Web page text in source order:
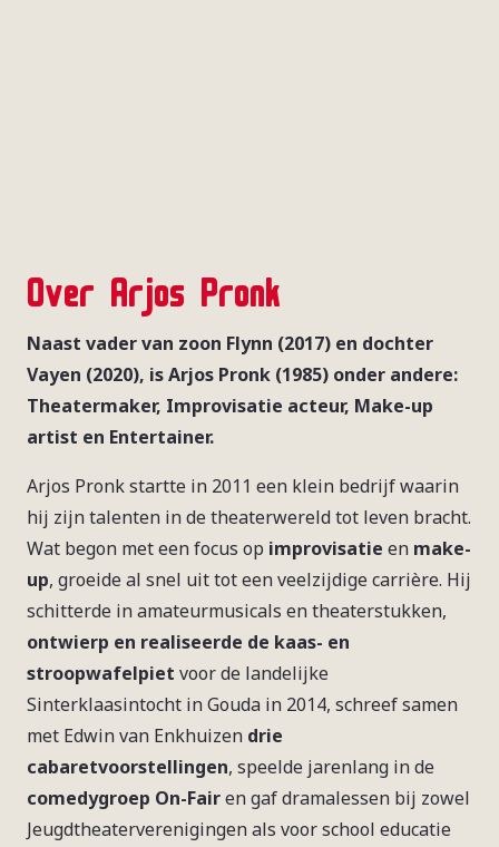
Over Arjos Pronk
Naast vader van zoon Flynn (2017) en dochter
Vayen (2020), is Arjos Pronk (1985) onder andere:
Theatermaker, Improvisatie acteur, Make-up
artist en Entertainer.
Arjos Pronk startte in 2011 een klein bedrijf waarin
hij zijn talenten in de theaterwereld tot leven bracht.
Wat begon met een focus op improvisatie en make-
up, groeide al snel uit tot een veelzijdige carrière. Hij
schitterde in amateurmusicals en theaterstukken,
ontwierp en realiseerde de kaas- en
stroopwafelpiet voor de landelijke
Sinterklaasintocht in Gouda in 2014, schreef samen
met Edwin van Enkhuizen drie
cabaretvoorstellingen, speelde jarenlang in de
comedygroep On-Fairen gaf dramalessen bij zowel
Jeugdtheaterverenigingen als voor school educatie